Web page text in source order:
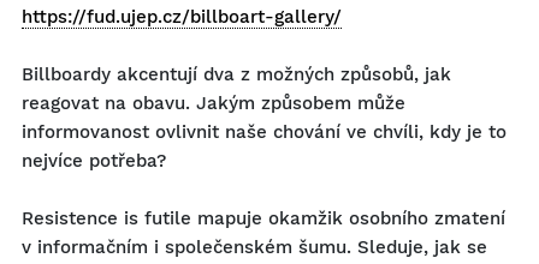
https://fud.ujep.cz/billboart-gallery/
Billboardy akcentují dva z možných způsobů, jak
reagovat na obavu. Jakým způsobem může
informovanost ovlivnit naše chování ve chvíli, kdy je to
nejvíce potřeba?
Resistence is futile mapuje okamžik osobního zmatení
v informačním i společenském šumu. Sleduje, jak se